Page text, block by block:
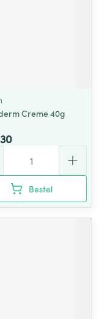
Creme 40g
Bestel